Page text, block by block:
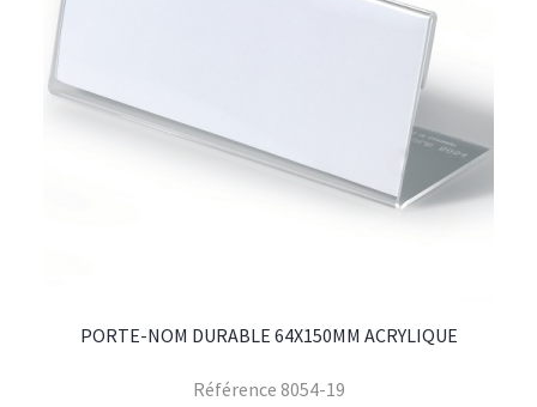
PORTE-NOM DURABLE 64X150MM ACRYLIQUE
Référence 8054-19